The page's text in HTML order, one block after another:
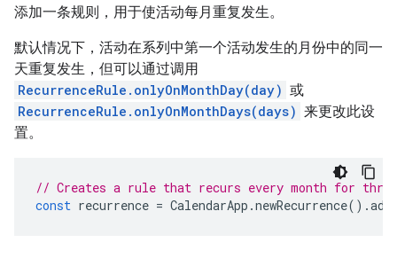
添加一条规则，用于使活动每月重复发生。
默认情况下，活动在系列中第一个活动发生的月份中的同一
天重复发生，但可以通过调用
RecurrenceRule.onlyOnMonthDay(day) 或
RecurrenceRule.onlyOnMonthDays(days) 来更改此设
置。
// Creates a rule that recurs every month for
const recurrence = CalendarApp .newRecurrence().